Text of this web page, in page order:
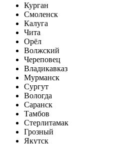
Курган
Смоленск
Калуга
Чита
Орёл
Волжский
Череповец
Владикавказ
Мурманск
Сургут
Вологда
Саранск
Тамбов
Стерлитамак
Грозный
Якутск